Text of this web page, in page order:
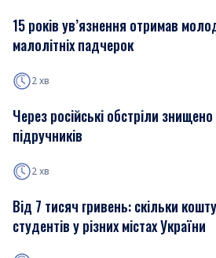
15 років ув’язнення отримав
малолітніх падчерок
2 хв
Через російські обстріли
підручників
2 хв
Від 7 тисяч гривень: скільки
студентів у різних містах України